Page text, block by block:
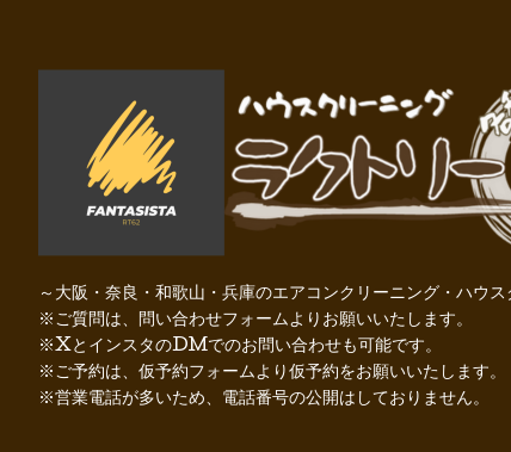
～大阪・奈良・和歌山・兵庫のエアコンクリーニング・ハウ
※ご質問は、問い合わせフォームよりお願いいたします。
※XとインスタのDMでのお問い合わせも可能です。
※ご予約は、仮予約フォームより仮予約をお願いいたします。
※営業電話が多いため、電話番号の公開はしておりません。